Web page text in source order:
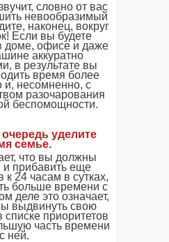
словно от вас
невообразимый
наконец, вокруг
Если вы будете
доме, офисе и даже
аккуратно
в результате вы
время более
и, несомненно, с
разочарования
беспомощности.
уделите
семье.
что вы должны
и прибавить еще
к 24 часам в сутках,
больше времени с
деле это означает,
выдвинуть свою
приоритетов
часть времени
с ней.